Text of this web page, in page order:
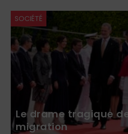
SOCIÉTÉ
Le drame tragique
migration